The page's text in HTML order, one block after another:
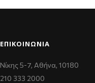
ΕΠΙΚΟΙΝΩΝΊΑ
Νίκης 5-7, Αθήνα, 10180
210 333 2000